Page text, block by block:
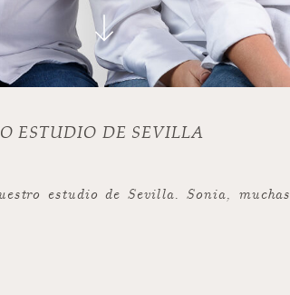
ESTUDIO DE SEVILLA
estudio de Sevilla. Sonia,